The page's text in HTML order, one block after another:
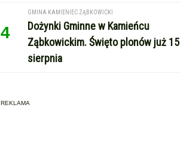
4
GMINA KAMIENIEC ZĄBKOWICKI
Dożynki Gminne w Kamieńcu
Ząbkowickim. Święto plonów już 15
sierpnia
REKLAMA